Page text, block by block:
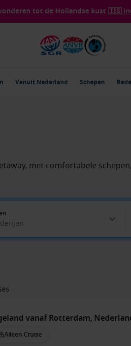
tot de Hollandse kust 🇮🇸
Vanuit Nederland Schepen
met comfortabele
vanaf Rotterdam,
Alleen Cruise